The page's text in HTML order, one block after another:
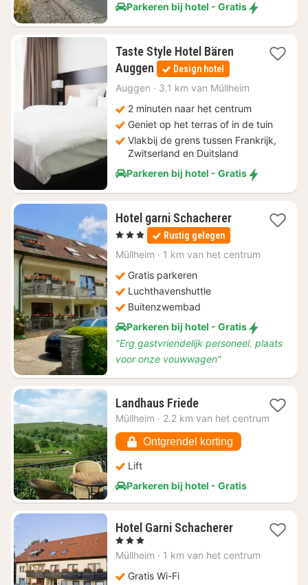
Parkeren bij hotel - Gratis
Taste Style Hotel Bären
Auggen 1
nacht
vanaf
89
Design hotel
Auggen · 3.1 km van Müllheim
2 minuten naar het centrum
Geniet op het terras of in de tuin
Vlakbij de grens tussen Frankrijk,
Zwitserland en Duitsland
Parkeren bij hotel - Gratis
Hotel garni Schacherer1
€
, 3 Sterren Rustig gelegen
Müllheim · 1 km van het centrum
Gratis parkeren
Luchthavenshuttle
Buitenzwembad
Parkeren bij hotel - Gratis
"Erg gastvriendelijk personeel. plaats
voor onze vouwwagen"
Landhaus Friede1
nacht
€
117,46
Müllheim · 2.2 km van het centrum
Ontgrendel korting
Lift
Parkeren bij hotel - Gratis
Hotel Garni Schacherer1
vanaf
, 3 Sterren
Müllheim · 1 km van het centrum
Gratis Wi-Fi